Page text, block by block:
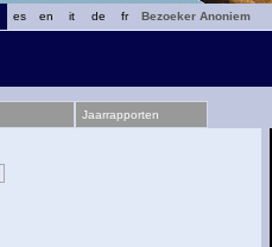
fr
de
it
en
es
Bezoeker Anoniem
Jaarrapporten